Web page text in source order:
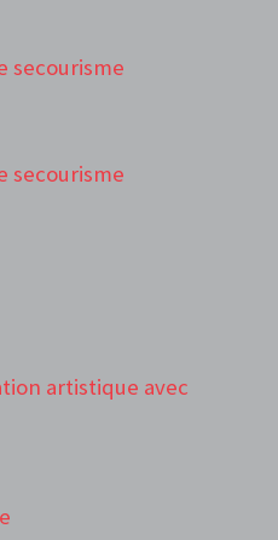
secourisme
secourisme
artistique avec